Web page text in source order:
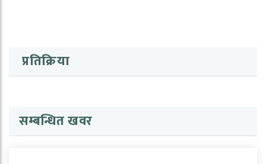
प्रतिक्रिया
सम्बन्धित खवर